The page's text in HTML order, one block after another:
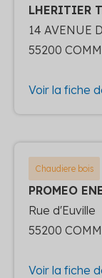
LHERITIER
14 AVENUE
55200
Voir la fiche
Chaudiere bois
PROMEO
Rue d'Euville
55200
Voir la fiche